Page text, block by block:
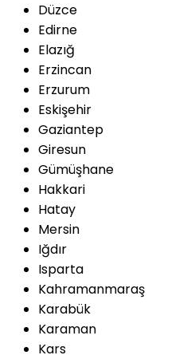
Düzce
Edirne
Elazığ
Erzincan
Erzurum
Eskişehir
Gaziantep
Giresun
Gümüşhane
Hakkari
Hatay
Mersin
Iğdır
Isparta
Kahramanmaraş
Karabük
Karaman
Kars